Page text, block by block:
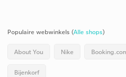
Populaire webwinkels (Alle shops)
About You Nike
Bijenkorf